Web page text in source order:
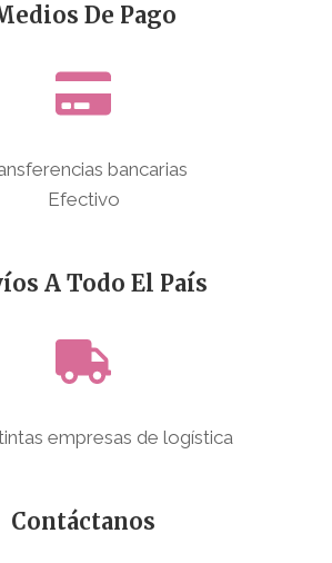
De Pago
bancarias
Efectivo
A Todo El País
empresas de logística
Contáctanos